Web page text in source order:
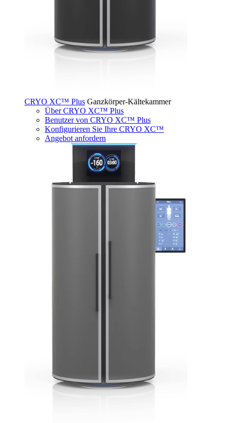
CRYO XC™ Plus Ganzkörper-Kältekammer
Über CRYO XC™ Plus
Benutzer von CRYO XC™ Plus
Konfigurieren Sie Ihre CRYO XC™
Angebot anfordern